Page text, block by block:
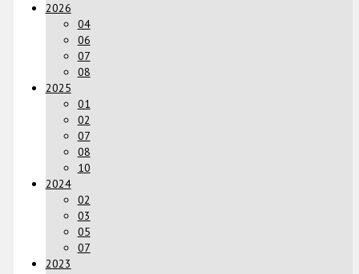
2026
04
06
07
08
2025
01
02
07
08
10
2024
02
03
05
07
2023